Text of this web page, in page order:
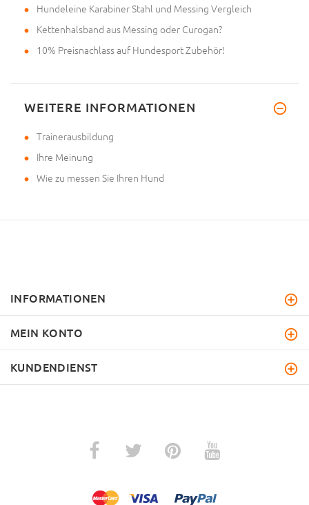
Hundeleine Karabiner Stahl und Messing Vergleich
Kettenhalsband aus Messing oder Curogan?
10% Preisnachlass auf Hundesport Zubehör!
WEITERE INFORMATIONEN
Trainerausbildung
Ihre Meinung
Wie zu messen Sie Ihren Hund
INFORMATIONEN
MEIN KONTO
KUNDENDIENST